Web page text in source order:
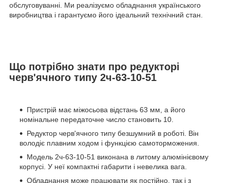
обслуговуванні. Ми реалізуємо обладнання українського
виробництва і гарантуємо його ідеальний технічний стан.
Що потрібно знати про редукторі
черв'ячного типу 2ч-63-10-51
Пристрій має міжосьова відстань 63 мм, а його
номінальне передаточне число становить 10.
Редуктор черв'ячного типу безшумний в роботі. Він
володіє плавним ходом і функцією самоторможения.
Модель 2ч-63-10-51 виконана в литому алюмінієвому
корпусі. У неї компактні габарити і невелика вага.
Обладнання може працювати як постійно, так і з